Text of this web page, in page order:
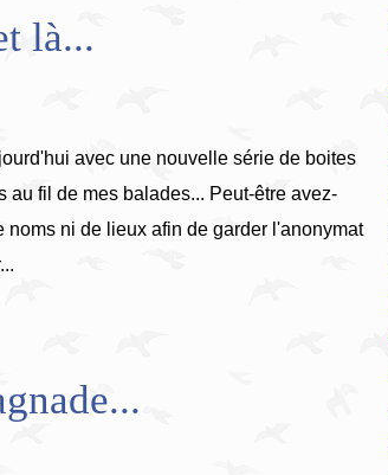
là...
avec une nouvelle série de boites
au fil de mes balades... Peut-être avez-
ni de lieux afin de garder l'anonymat